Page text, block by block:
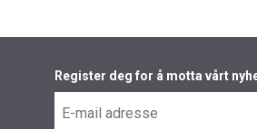
Register deg for å motta vårt